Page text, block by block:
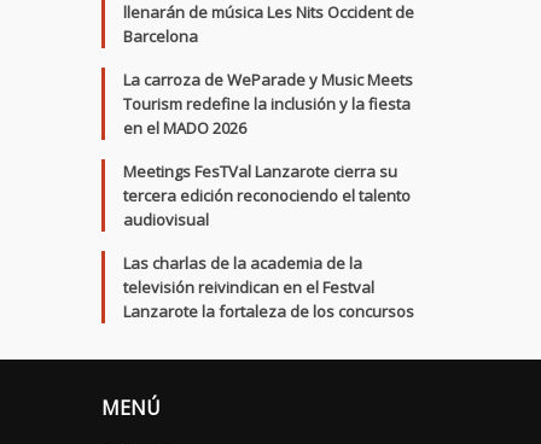
llenarán de música Les Nits Occident de
Barcelona
La carroza de WeParade y Music Meets
Tourism redefine la inclusión y la fiesta
en el MADO 2026
Meetings FesTVal Lanzarote cierra su
tercera edición reconociendo el talento
audiovisual
Las charlas de la academia de la
televisión reivindican en el Festval
Lanzarote la fortaleza de los concursos
MENÚ